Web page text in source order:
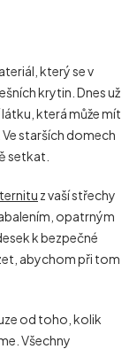
který se v
krytin. Dnes už
která může mít
starších domech
setkat.
z vaší střechy
opatrným
k bezpečné
abychom při tom
od toho, kolik
Všechny